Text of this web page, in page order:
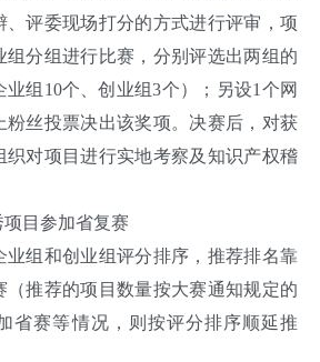
、评委现场打分的方式进行评审，项
组分组进行比赛，分别评选出两组的
组10个、创业组3个）；另设1个网
粉丝投票决出该奖项。决赛后，对获
织对项目进行实地考察及知识产权稽
目参加省复赛
组和创业组评分排序，推荐排名靠
（推荐的项目数量按大赛通知规定的
省赛等情况，则按评分排序顺延推